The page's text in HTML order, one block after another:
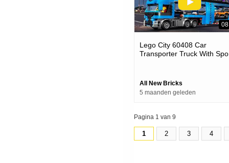
Lego City 60408 Car
Transporter Truck With
All New Bricks
5 maanden geleden
Pagina 1 van 9
1 2 3 4